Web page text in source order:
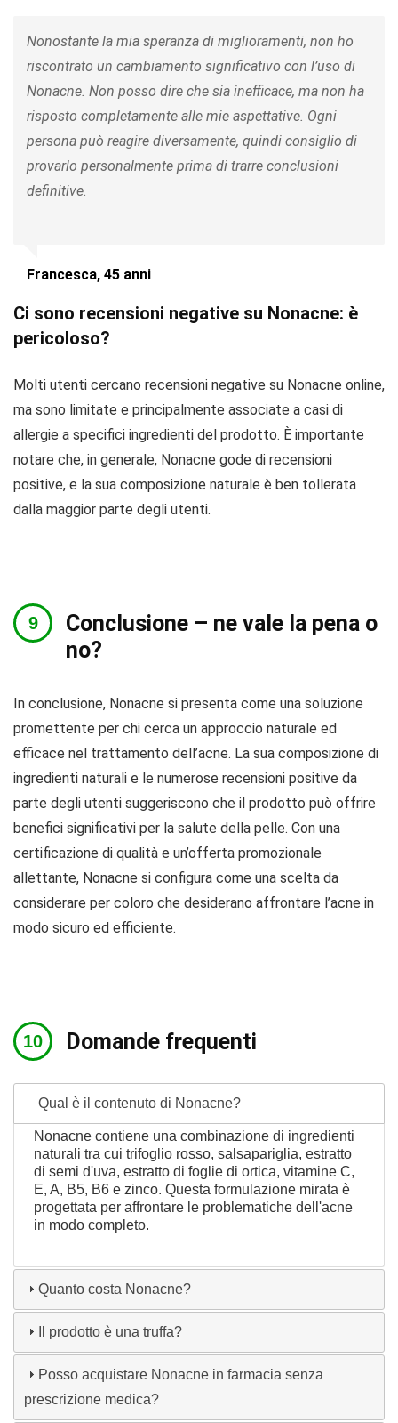
Nonostante la mia speranza di miglioramenti, non ho
riscontrato un cambiamento significativo con l’uso di
Nonacne. Non posso dire che sia inefficace, ma non ha
risposto completamente alle mie aspettative. Ogni
persona può reagire diversamente, quindi consiglio di
provarlo personalmente prima di trarre conclusioni
definitive.
Francesca, 45 anni
Ci sono recensioni negative su Nonacne: è
pericoloso?
Molti utenti cercano recensioni negative su Nonacne online,
ma sono limitate e principalmente associate a casi di
allergie a specifici ingredienti del prodotto. È importante
notare che, in generale, Nonacne gode di recensioni
positive, e la sua composizione naturale è ben tollerata
dalla maggior parte degli utenti.
Conclusione – ne vale la pena o
no?
In conclusione, Nonacne si presenta come una soluzione
promettente per chi cerca un approccio naturale ed
efficace nel trattamento dell’acne. La sua composizione di
ingredienti naturali e le numerose recensioni positive da
parte degli utenti suggeriscono che il prodotto può offrire
benefici significativi per la salute della pelle. Con una
certificazione di qualità e un’offerta promozionale
allettante, Nonacne si configura come una scelta da
considerare per coloro che desiderano affrontare l’acne in
modo sicuro ed efficiente.
Domande frequenti
Qual è il contenuto di Nonacne?
Nonacne contiene una combinazione di ingredienti
naturali tra cui trifoglio rosso, salsapariglia, estratto
di semi d'uva, estratto di foglie di ortica, vitamine C,
E, A, B5, B6 e zinco. Questa formulazione mirata è
progettata per affrontare le problematiche dell'acne
in modo completo.
Quanto costa Nonacne?
Il prodotto è una truffa?
Posso acquistare Nonacne in farmacia senza
prescrizione medica?